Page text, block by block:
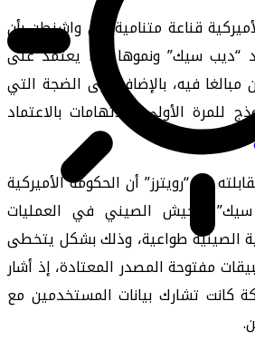
قناعة متنامية في واشنطن بأن
“ديب سيك” ونموها ربما يعتمد على
مبالغا فيه، بالإضافة إلى الضجة التي
للمرة الأولى والاتهامات بالاعتماد
“.
مع “رويترز” أن الحكومة الأميركية
للجيش الصيني في العمليات
الصينية طواعية، وذلك بشكل يتخطى
مفتوحة المصدر المعتادة، إذ أشار
كانت تشارك بيانات المستخدمين مع